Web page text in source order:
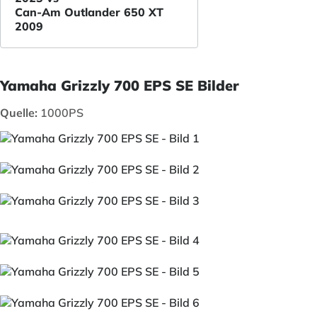
Can-Am Outlander 650 XT
2009
Yamaha Grizzly 700 EPS SE Bilder
Quelle: 1000PS